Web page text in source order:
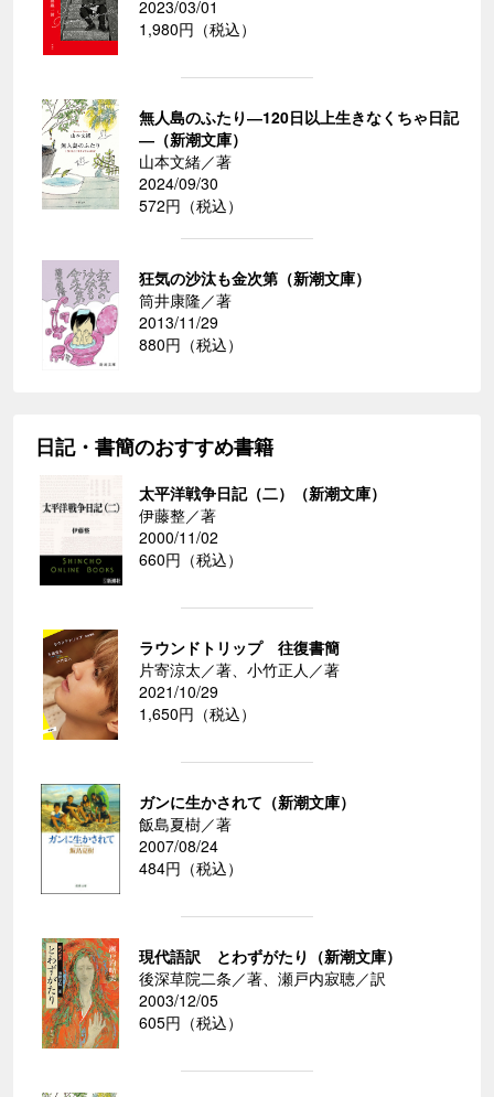
2023/03/01
1,980円（税込）
無人島のふたり―120日以上生きなくちゃ日記
―（新潮文庫）
山本文緒／著
2024/09/30
572円（税込）
狂気の沙汰も金次第（新潮文庫）
筒井康隆／著
2013/11/29
880円（税込）
日記・書簡のおすすめ書籍
太平洋戦争日記（二）（新潮文庫）
伊藤整／著
2000/11/02
660円（税込）
ラウンドトリップ 往復書簡
片寄涼太／著、小竹正人／著
2021/10/29
1,650円（税込）
ガンに生かされて（新潮文庫）
飯島夏樹／著
2007/08/24
484円（税込）
現代語訳 とわずがたり（新潮文庫）
後深草院二条／著、瀬戸内寂聴／訳
2003/12/05
605円（税込）